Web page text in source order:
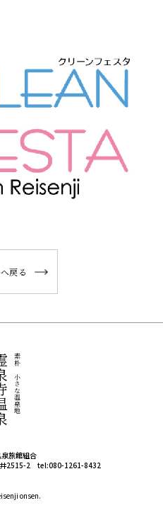
戻る
素朴で小さな温泉地
泉
旅館組合
井2515-2 tel:080-1261-8432
onsen.